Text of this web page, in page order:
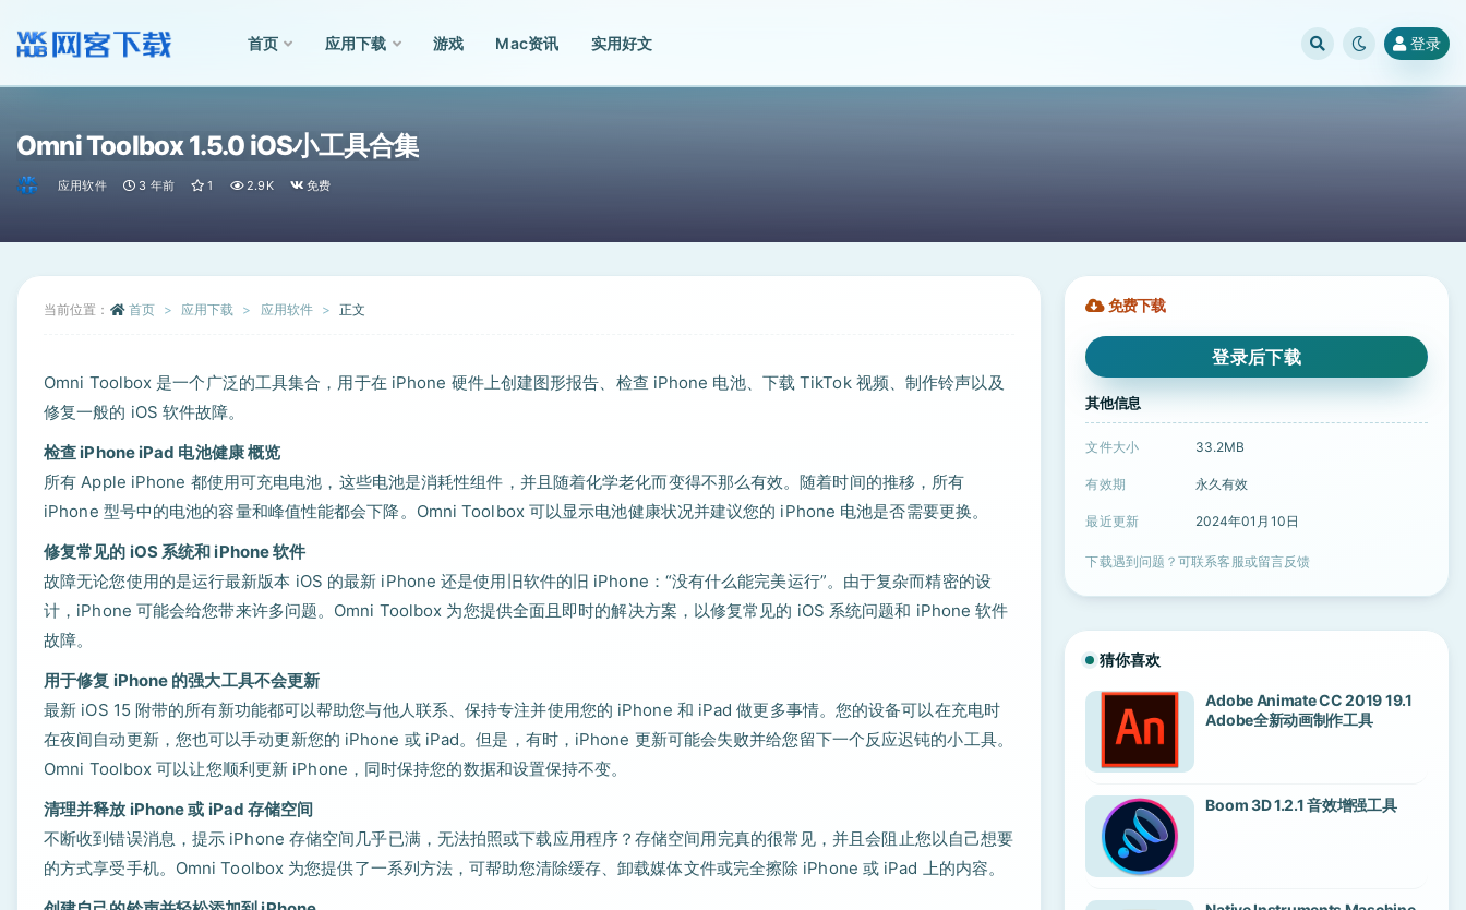
首页 应用下载 游戏 Mac资讯 实用好文 登录
Omni Toolbox 1.5.0 iOS小工具合集
应用软件 3 年前 1 2.9K 免费
当前位置： 首页 应用下载 应用软件 正文
Omni Toolbox 是一个广泛的工具集合，用于在 iPhone 硬件上创建图形报告、检查 iPhone 电池、下载 TikTok 视频、制作铃声以及
修复一般的 iOS 软件故障。
检查 iPhone iPad 电池健康 概览
所有 Apple iPhone 都使用可充电电池，这些电池是消耗性组件，并且随着化学老化而变得不那么有效。随着时间的推移，所有
iPhone 型号中的电池的容量和峰值性能都会下降。Omni Toolbox 可以显示电池健康状况并建议您的 iPhone 电池是否需要更换。
修复常见的 iOS 系统和 iPhone 软件
故障无论您使用的是运行最新版本 iOS 的最新 iPhone 还是使用旧软件的旧 iPhone：“没有什么能完美运行”。由于复杂而精密的设
计，iPhone 可能会给您带来许多问题。Omni Toolbox 为您提供全面且即时的解决方案，以修复常见的 iOS 系统问题和 iPhone 软件
故障。
用于修复 iPhone 的强大工具不会更新
最新 iOS 15 附带的所有新功能都可以帮助您与他人联系、保持专注并使用您的 iPhone 和 iPad 做更多事情。您的设备可以在充电时
在夜间自动更新，您也可以手动更新您的 iPhone 或 iPad。但是，有时，iPhone 更新可能会失败并给您留下一个反应迟钝的小工具。
Omni Toolbox 可以让您顺利更新 iPhone，同时保持您的数据和设置保持不变。
清理并释放 iPhone 或 iPad 存储空间
不断收到错误消息，提示 iPhone 存储空间几乎已满，无法拍照或下载应用程序？存储空间用完真的很常见，并且会阻止您以自己想要
的方式享受手机。Omni Toolbox 为您提供了一系列方法，可帮助您清除缓存、卸载媒体文件或完全擦除 iPhone 或 iPad 上的内容。
免费下载
登录后下载
其他信息
文件大小 33.2MB
有效期 永久有效
最近更新 2024年01月10日
下载遇到问题？可联系客服或留言反馈
猜你喜欢
Adobe Animate CC 2019 19.1
Adobe全新动画制作工具
Boom 3D 1.2.1 音效增强工具